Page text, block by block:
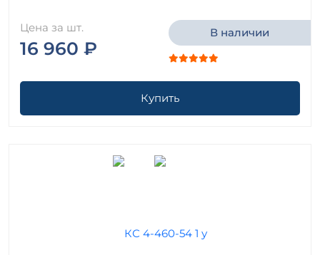
Цена за шт.
16 960 ₽
В наличии
Купить